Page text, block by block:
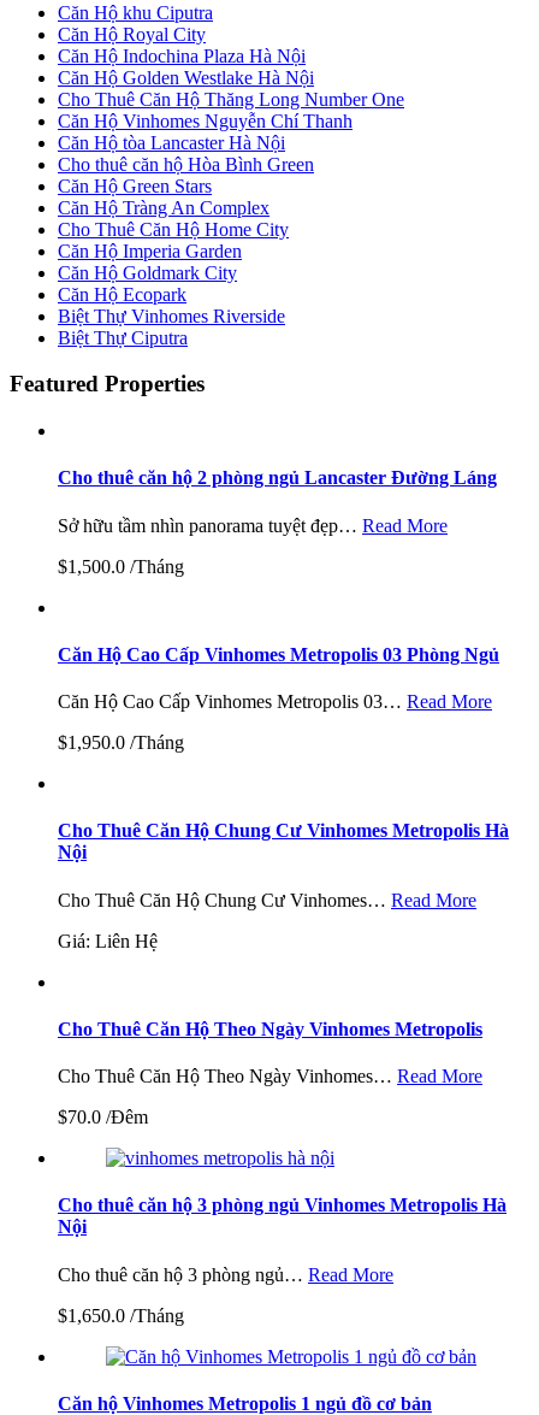
Căn Hộ khu Ciputra
Căn Hộ Royal City
Căn Hộ Indochina Plaza Hà Nội
Căn Hộ Golden Westlake Hà Nội
Cho Thuê Căn Hộ Thăng Long Number One
Căn Hộ Vinhomes Nguyễn Chí Thanh
Căn Hộ tòa Lancaster Hà Nội
Cho thuê căn hộ Hòa Bình Green
Căn Hộ Green Stars
Căn Hộ Tràng An Complex
Cho Thuê Căn Hộ Home City
Căn Hộ Imperia Garden
Căn Hộ Goldmark City
Căn Hộ Ecopark
Biệt Thự Vinhomes Riverside
Biệt Thự Ciputra
Featured Properties
Cho thuê căn hộ 2 phòng ngủ Lancaster Đường Láng
Sở hữu tầm nhìn panorama tuyệt đẹp… Read More
$1,500.0 /Tháng
Căn Hộ Cao Cấp Vinhomes Metropolis 03 Phòng Ngủ
Căn Hộ Cao Cấp Vinhomes Metropolis 03… Read More
$1,950.0 /Tháng
Cho Thuê Căn Hộ Chung Cư Vinhomes Metropolis Hà
Nội
Cho Thuê Căn Hộ Chung Cư Vinhomes… Read More
Giá: Liên Hệ
Cho Thuê Căn Hộ Theo Ngày Vinhomes Metropolis
Cho Thuê Căn Hộ Theo Ngày Vinhomes… Read More
$70.0 /Đêm
Cho thuê căn hộ 3 phòng ngủ Vinhomes Metropolis Hà
Nội
Cho thuê căn hộ 3 phòng ngủ… Read More
$1,650.0 /Tháng
Căn hộ Vinhomes Metropolis 1 ngủ đồ cơ bản